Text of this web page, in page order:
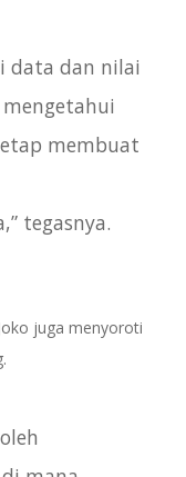
data dan nilai
membuat
tegasnya.
juga menyoroti